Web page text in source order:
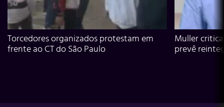
Torcedores organizados protestam em
frente ao CT do São Paulo
Muller
prevê